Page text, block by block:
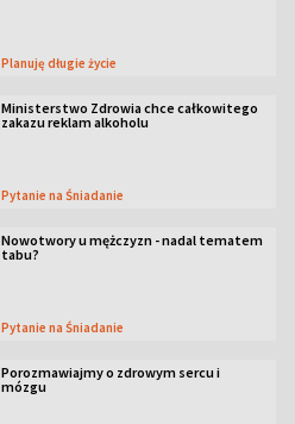
Planuję długie życie
Ministerstwo Zdrowia chce całkowitego
zakazu reklam alkoholu
Pytanie na Śniadanie
Nowotwory u mężczyzn - nadal tematem
tabu?
Pytanie na Śniadanie
Porozmawiajmy o zdrowym sercu i
mózgu